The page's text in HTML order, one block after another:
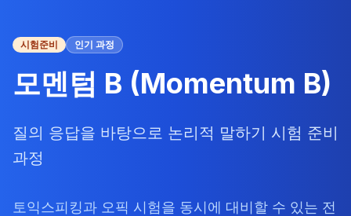
시험준비 인기 과정
모멘텀 B (Momentum B)
질의 응답을 바탕으로 논리적 말하기 시험 준비
과정
토익스피킹과 오픽 시험을 동시에 대비할 수 있는 전